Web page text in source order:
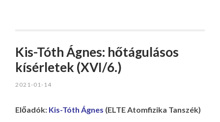
Kis-Tóth Ágnes: hőtágulásos
kísérletek (XVI/6.)
2021-01-14
Előadók: Kis-Tóth Ágnes (ELTE Atomfizika Tanszék)